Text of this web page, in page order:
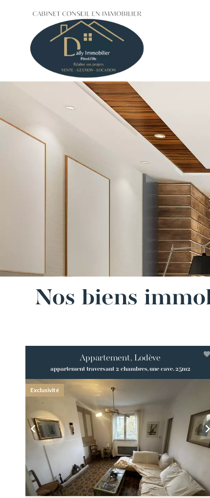
Nos biens
Appartement, Lodève
appartement traversant 2 chambres, une cave. 25m2
Exclusivité